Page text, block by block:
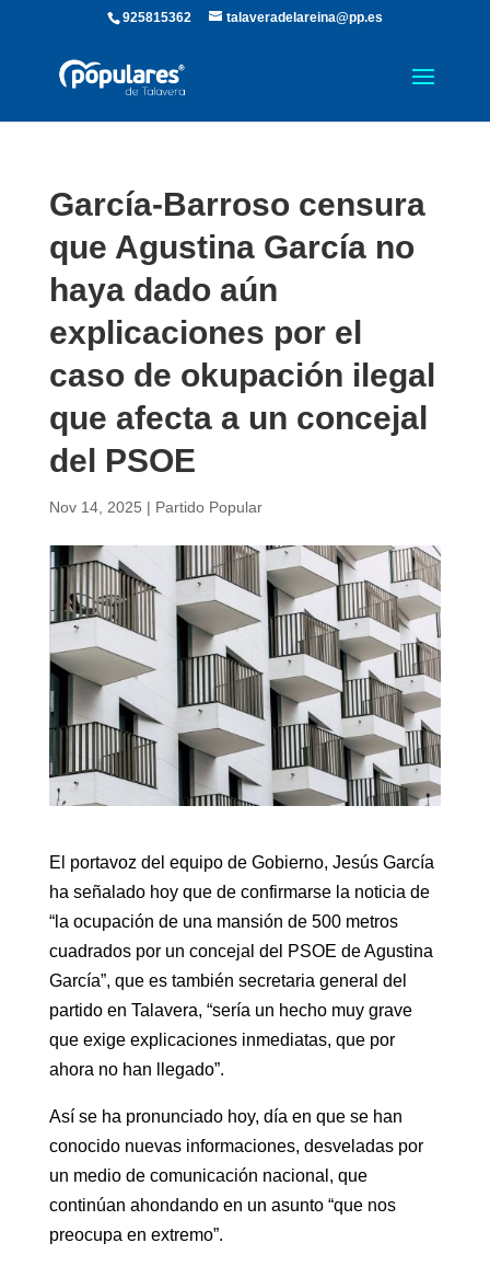
925815362 talaveradelareina@pp.es
García-Barroso censura
que Agustina García no
haya dado aún
explicaciones por el
caso de okupación ilegal
que afecta a un concejal
del PSOE
Nov 14, 2025 | Partido Popular
El portavoz del equipo de Gobierno, Jesús García
ha señalado hoy que de confirmarse la noticia de
“la ocupación de una mansión de 500 metros
cuadrados por un concejal del PSOE de Agustina
García”, que es también secretaria general del
partido en Talavera, “sería un hecho muy grave
que exige explicaciones inmediatas, que por
ahora no han llegado”.
Así se ha pronunciado hoy, día en que se han
conocido nuevas informaciones, desveladas por
un medio de comunicación nacional, que
continúan ahondando en un asunto “que nos
preocupa en extremo”.